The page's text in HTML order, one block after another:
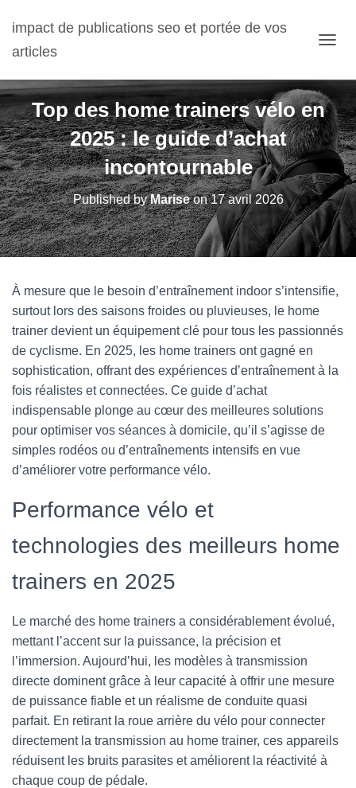
impact de publications seo et portée de vos
articles
Top des home trainers vélo en
2025 : le guide d’achat
incontournable
Published byMariseon17 avril 2026
À mesure que le besoin d’entraînement indoor s’intensifie,
surtout lors des saisons froides ou pluvieuses, le home
trainer devient un équipement clé pour tous les passionnés
de cyclisme. En 2025, les home trainers ont gagné en
sophistication, offrant des expériences d’entraînement à la
fois réalistes et connectées. Ce guide d’achat
indispensable plonge au cœur des meilleures solutions
pour optimiser vos séances à domicile, qu’il s’agisse de
simples rodéos ou d’entraînements intensifs en vue
d’améliorer votre performance vélo.
Performance vélo et
technologies des meilleurs home
trainers en 2025
Le marché des home trainers a considérablement évolué,
mettant l’accent sur la puissance, la précision et
l’immersion. Aujourd’hui, les modèles à transmission
directe dominent grâce à leur capacité à offrir une mesure
de puissance fiable et un réalisme de conduite quasi
parfait. En retirant la roue arrière du vélo pour connecter
directement la transmission au home trainer, ces appareils
réduisent les bruits parasites et améliorent la réactivité à
chaque coup de pédale.